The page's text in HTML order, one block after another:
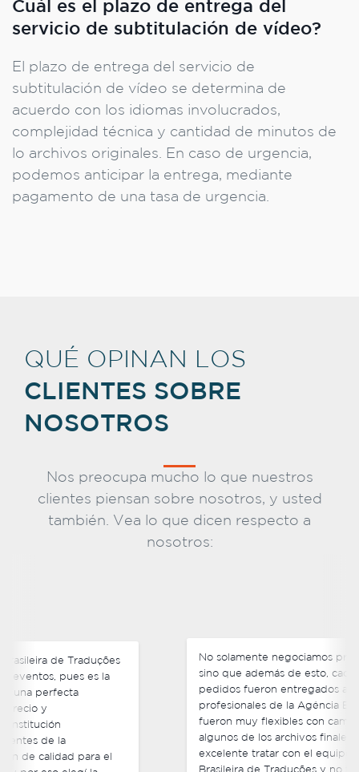
Cuál es el plazo de entrega del
servicio de subtitulación de vídeo?
El plazo de entrega del servicio de
subtitulación de vídeo se determina de
acuerdo con los idiomas involucrados,
complejidad técnica y cantidad de minutos de
lo archivos originales. En caso de urgencia,
podemos anticipar la entrega, mediante
pagamento de una tasa de urgencia.
QUÉ OPINAN LOS
CLIENTES SOBRE
NOSOTROS
Nos preocupa mucho lo que nuestros
clientes piensan sobre nosotros, y usted
también. Vea lo que dicen respecto a
nosotros:
No solamente negociamos precios competitivos,
sino que además de esto, cada uno de nuestros
pedidos fueron entregados antes del plazo y los
profesionales de la Agência Brasileira de Traduções
fueron muy flexibles con cambios de última hora en
algunos de los archivos finales que enviamos. Fue
excelente tratar con el equipo de la Agência